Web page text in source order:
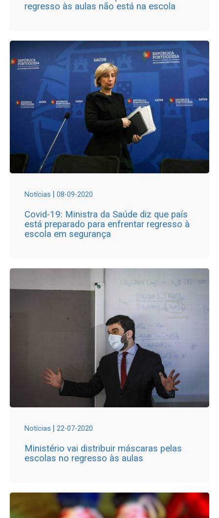
regresso às aulas não está na escola
Notícias | 08-09-2020
Covid-19: Ministra da Saúde diz que país
está preparado para enfrentar regresso à
escola em segurança
Notícias | 22-07-2020
Ministério vai distribuir máscaras pelas
escolas no regresso às aulas